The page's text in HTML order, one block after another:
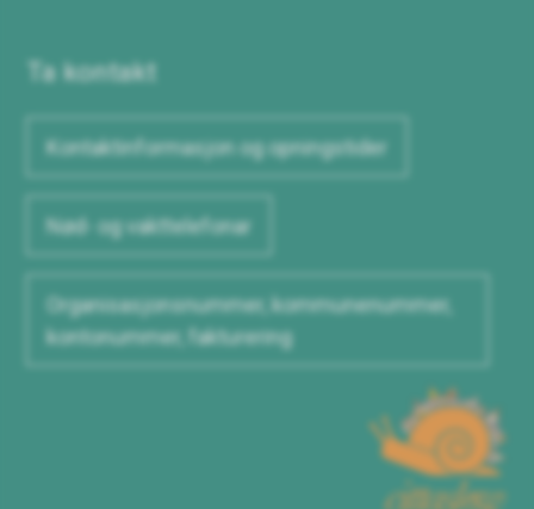
Ta kontakt
Kontaktinformasjon og opningstider
Nød- og vakttelefonar
Organisasjonsnummer, kommunenummer,
kontonummer, fakturering